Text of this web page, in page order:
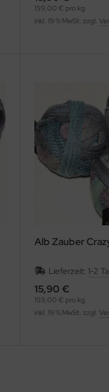
159,00 € pro kg
inkl. 19 % MwSt. zzgl.
Alb Zauber
Lieferzeit:1-2
15,90 €
159,00 € pro kg
inkl. 19 % MwSt. zzgl.